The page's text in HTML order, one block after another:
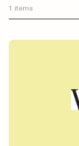
1 items